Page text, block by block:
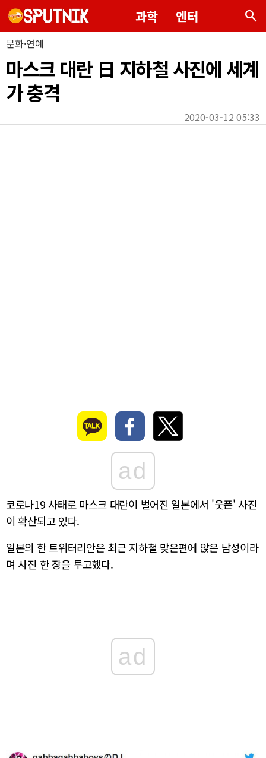
과학 엔터 search
문화·연예
마스크 대란 日 지하철 사진에 세계
가 충격
2020-03-12 05:33
ad
코로나19 사태로 마스크 대란이 벌어진 일본에서 '웃픈' 사진
이 확산되고 있다.
일본의 한 트위터리안은 최근 지하철 맞은편에 앉은 남성이라
며 사진 한 장을 투고했다.
ad